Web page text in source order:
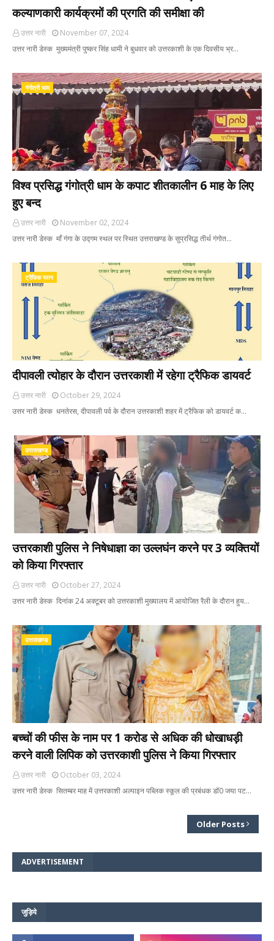
कल्याणकारी कार्यक्रमों की प्रगति की समीक्षा की
उत्तर नारी
November 07, 2024
उत्तर नारी डेस्क मुख्यमंत्री पुष्कर सिंह धामी ने बुधवार को उत्तरकाशी के एक दिवसीय भ्र…
गंगोत्री धाम
विश्व प्रसिद्ध गंगोत्री धाम के कपाट शीतकालीन 6 माह के लिए
हुए बन्द
उत्तर नारी
November 02, 2024
उत्तर नारी डेस्क माँ गंगा के उद्गम स्थल पर स्थित उत्तराखण्ड के सुप्रसिद्ध तीर्थ गंगोत…
ट्रैफिक प्लान
दीपावली त्योहार के दौरान उत्तरकाशी में रहेगा ट्रैफिक डायवर्ट
उत्तर नारी
October 29, 2024
उत्तर नारी डेस्क धनतेरस, दीपावली पर्व के दौरान उत्तरकाशी शहर में ट्रैफिक को डायवर्ट क…
उत्तराखण्ड
उत्तरकाशी पुलिस ने निषेधाज्ञा का उल्लघंन करने पर 3 व्यक्तियों
को किया गिरफ्तार
उत्तर नारी
October 27, 2024
उत्तर नारी डेस्क दिनांक 24 अक्टूबर को उत्तरकाशी मुख्यालय में आयोजित रैली के दौरान हुय…
उत्तराखण्ड
बच्चों की फीस के नाम पर 1 करोड से अधिक की धोखाधड़ी
करने वाली लिपिक को उत्तरकाशी पुलिस ने किया गिरफ्तार
उत्तर नारी
October 03, 2024
उत्तर नारी डेस्क सितम्बर माह में उत्तरकाशी अल्पाइन पब्लिक स्कूल की प्रबंधक डॉ0 जया पट…
Older Posts
ADVERTISEMENT
जुड़िये